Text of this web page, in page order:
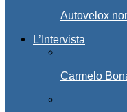
Autovelox
L’Intervista
Carmelo